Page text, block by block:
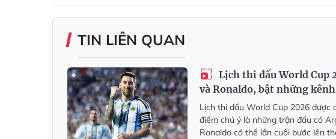
TIN LIÊN QUAN
Lịch thi đấu World Cup
và Ronaldo, bật những
Lịch thi đấu World Cup 2026 được
điểm chú ý là những trận đấu có
Ronaldo có thể lần cuối bước lên